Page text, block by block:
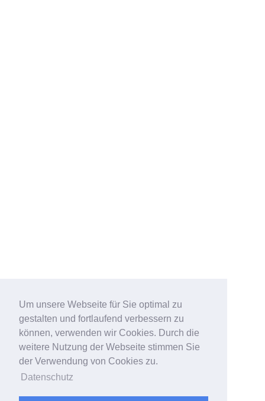
Um unsere Webseite für Sie optimal zu
gestalten und fortlaufend verbessern zu
können, verwenden wir Cookies. Durch die
weitere Nutzung der Webseite stimmen Sie
der Verwendung von Cookies zu.
Datenschutz